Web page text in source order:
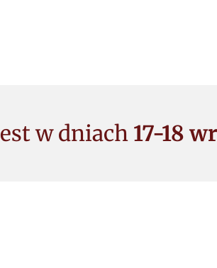
w dniach 17-18